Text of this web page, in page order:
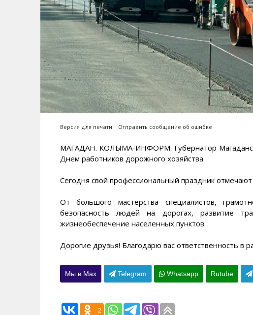
Версия для печати Отправить сообщение об ошибке
МАГАДАН. КОЛЫМА-ИНФОРМ. Губернатор
Днем работников дорожного хозяйства
Сегодня свой профессиональный праздник
От большого мастерства специалистов,
безопасность людей на дорогах, развитие
жизнеобеспечение населенных пунктов.
Дорогие друзья! Благодарю вас ответственность в
Мы в Max Telegram Whatsapp Rutube
2